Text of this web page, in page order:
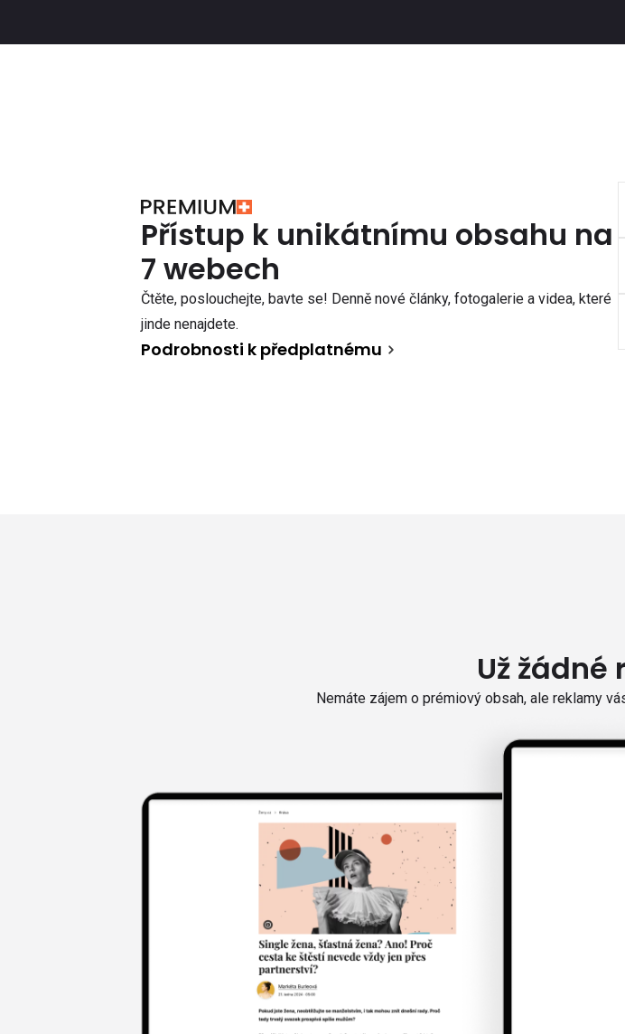
Přístup k unikátnímu obsahu na
7 webech
Čtěte, poslouchejte, bavte se! Denně nové články, fotogalerie a videa, které
jinde nenajdete.
Podrobnosti k předplatnému
Už
Nemáte zájem o prémiový obsah, ale reklamy